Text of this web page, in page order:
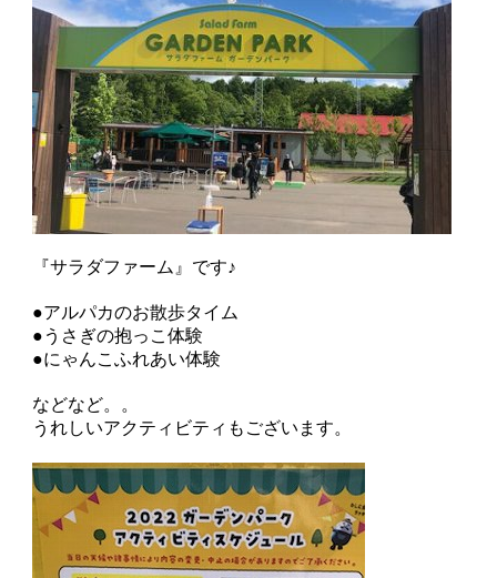
『サラダファーム』です♪
●アルパカのお散歩タイム
●うさぎの抱っこ体験
●にゃんこふれあい体験
などなど。。
うれしいアクティビティもございます。